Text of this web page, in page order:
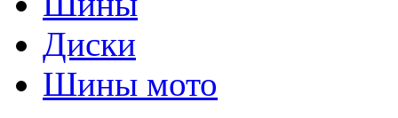
Диски
Шины мото